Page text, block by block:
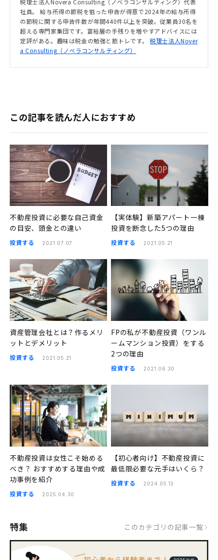
社員。 給与所得の節税を狙った申告が得意で2024年の給与所得
の節税に関する申告件数が年間440件以上を突破。従業員30名を
超える専門家集団です。富裕層の手残りを増やすアドバイスには
定評がある。趣味は税金の勉強と筋トレです。税理士法人Nover
a Consulting（ノベラコンサルティング）
この記事を読んだ人におすすめ
不動産投資に必要な自己資金
の目安、頭金との違い
投資する 2021.07.07
【実体験】新築アパート一棟
投資を断念した5つの理由
投資する 2021.05.21
資産管理会社とは？作るメリ
ットとデメリット
投資する 2021.05.21
FPの私が不動産投資（ワンル
ームマンション投資）をする
2つの理由
投資する 2021.06.30
不動産投資は女性こそ始める
べき？ おすすめする理由や成
功事例を紹介
投資する 2025.04.30
【初心者向け】不動産投資に
最低限必要な元手はいくら？
投資する 2024.05.13
特集 このカテゴリの記事一覧